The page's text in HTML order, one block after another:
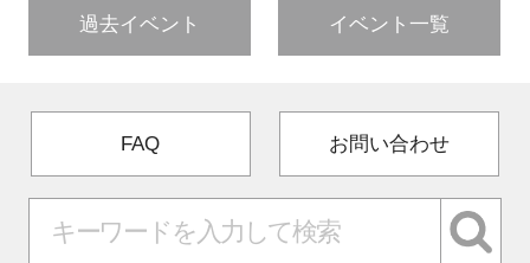
過去イベント イベント一覧
FAQ お問い合わせ